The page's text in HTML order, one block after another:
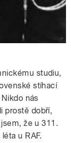
studiu,
stíhací
nás
prostě dobří,
že u 311.
u RAF.